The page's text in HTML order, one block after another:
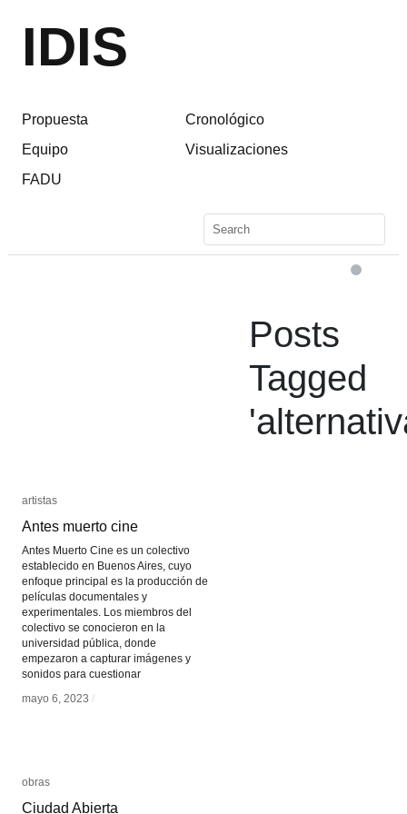
IDIS
Propuesta
Equipo
FADU
Cronológico
Visualizaciones
Posts
Tagged
'
artistas
Antes muerto cine
Antes Muerto Cine es un colectivo
establecido en Buenos Aires, cuyo
enfoque principal es la producción de
películas documentales y
experimentales. Los miembros del
colectivo se conocieron en la
universidad pública, donde
empezaron a capturar imágenes y
sonidos para cuestionar
mayo 6, 2023 /
artistas
Antes muerto cine
mayo 6, 2023 /
obras
Ciudad Abierta
obras
Ciudad Abierta